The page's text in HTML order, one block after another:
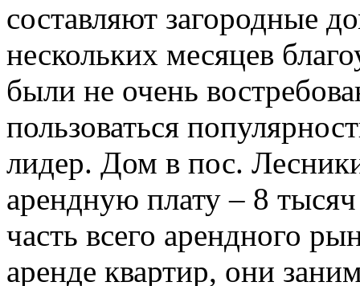
составляют загородные
нескольких месяцев
были не очень
пользоваться
лидер. Дом в пос.
арендную плату – 8
часть всего арендного
аренде квартир, они